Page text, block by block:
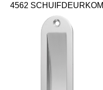
4562 SCHUIFDEURKOM